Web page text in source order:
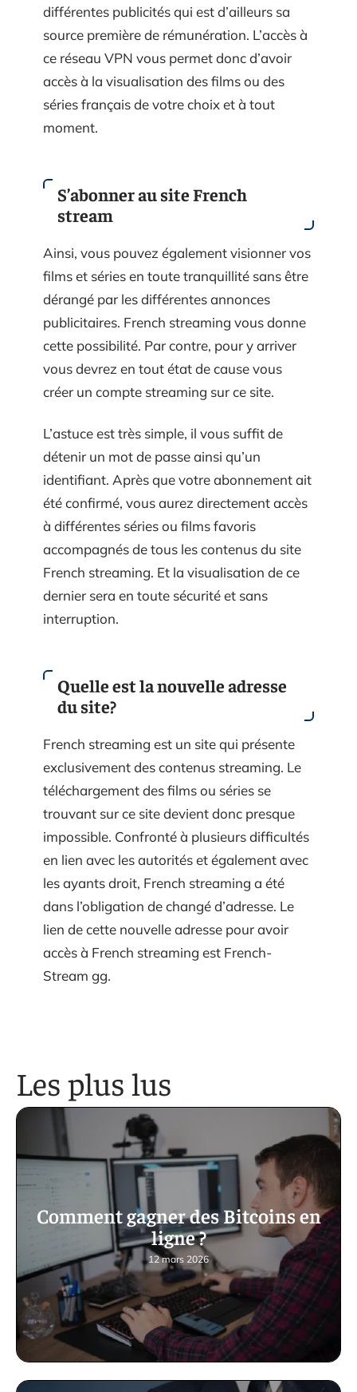
différentes publicités qui est d’ailleurs sa
source première de rémunération. L’accès à
ce réseau VPN vous permet donc d’avoir
accès à la visualisation des films ou des
séries français de votre choix et à tout
moment.
S’abonner au site French
stream
Ainsi, vous pouvez également visionner vos
films et séries en toute tranquillité sans être
dérangé par les différentes annonces
publicitaires. French streaming vous donne
cette possibilité. Par contre, pour y arriver
vous devrez en tout état de cause vous
créer un compte streaming sur ce site.
L’astuce est très simple, il vous suffit de
détenir un mot de passe ainsi qu’un
identifiant. Après que votre abonnement ait
été confirmé, vous aurez directement accès
à différentes séries ou films favoris
accompagnés de tous les contenus du site
French streaming. Et la visualisation de ce
dernier sera en toute sécurité et sans
interruption.
Quelle est la nouvelle adresse
du site?
French streaming est un site qui présente
exclusivement des contenus streaming. Le
téléchargement des films ou séries se
trouvant sur ce site devient donc presque
impossible. Confronté à plusieurs difficultés
en lien avec les autorités et également avec
les ayants droit, French streaming a été
dans l’obligation de changé d’adresse. Le
lien de cette nouvelle adresse pour avoir
accès à French streaming est French-
Stream gg.
Les plus lus
Comment gagner des Bitcoins en
ligne ?
12 mars 2026